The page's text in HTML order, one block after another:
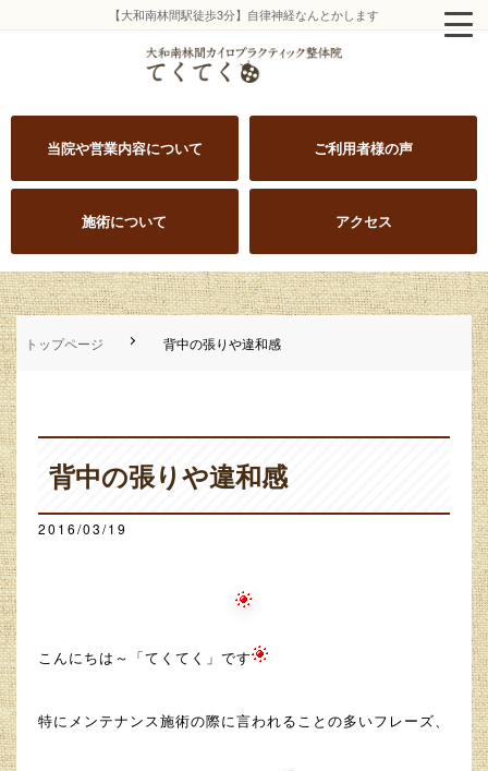
【大和南林間駅徒歩3分】自律神経なんとかします
当院や営業内容について ご利用者様の声
施術について アクセス
トップページ 背中の張りや違和感
背中の張りや違和感
2016/03/19
こんにちは～「てくてく」です
特にメンテナンス施術の際に言われることの多いフレーズ、